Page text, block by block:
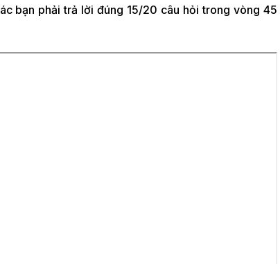
bạn phải trả lời đúng 15/20 câu hỏi trong vòng 45